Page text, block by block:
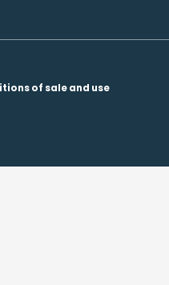
of sale and use